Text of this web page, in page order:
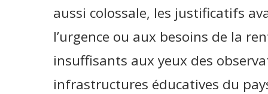
aussi colossale, les justificatifs
l’urgence ou aux besoins de la
insuffisants aux yeux des
infrastructures éducatives du